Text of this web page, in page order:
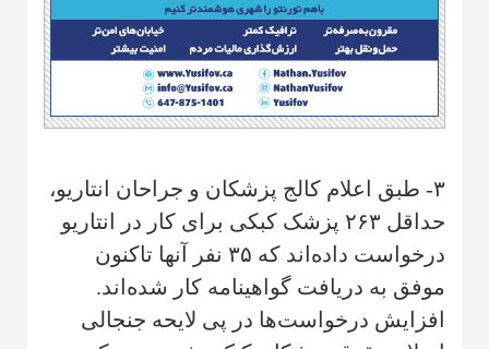
۳- طبق اعلام کالج پزشکان و جراحان انتاریو،
حداقل ۲۶۳ پزشک کبکی برای کار در انتاریو
درخواست داده‌اند که ۳۵ نفر آنها تاکنون
موفق به دریافت گواهینامه کار شده‌اند.
افزایش درخواست‌ها در پی لایحه جنجالی